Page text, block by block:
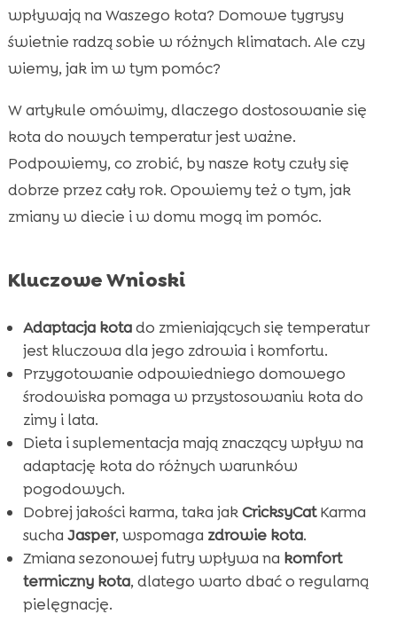
zmieniającej się temperatury jest ważne?
 Jak koty reagują na zimne temperatury?
 Jak koty radzą sobie z wysokimi
 Jak przygotować dom do zmiany sezonów?
 Znaczenie diety w adaptacji do temperatur

Suplementy wspierające przystosowanie kota
do zmiennej temperatury
 Wybór odpowiednich karm dla naszych
Jak działa CricksyCat Karma sucha Jasper?
 Czystość i świeżość z Purrfect Life żwirem dla
kotów
 Jakie zmiany zachodzą u kota podczas
sezonowej zmiany futra?
Efektywne sposoby na utrzymanie komfortu
temperaturowego kota
Przystosowanie kota do zmiennej
temperatury
Wniosek
 FAQ
wpływają na Waszego kota? Domowe tygrysy
świetnie radzą sobie w różnych klimatach. Ale czy
wiemy, jak im w tym pomóc?
W artykule omówimy, dlaczego dostosowanie się
kota do nowych temperatur jest ważne.
Podpowiemy, co zrobić, by nasze koty czuły się
dobrze przez cały rok. Opowiemy też o tym, jak
zmiany w diecie i w domu mogą im pomóc.
Kluczowe Wnioski
Adaptacja kotado zmieniających się temperatur
jest kluczowa dla jego zdrowia i komfortu.
Przygotowanie odpowiedniego domowego
środowiska pomaga w przystosowaniu kota do
zimy i lata.
Dieta i suplementacja mają znaczący wpływ na
adaptację kota do różnych warunków
pogodowych.
Dobrej jakości karma, taka jakCricksyCatKarma
sucha Jasper, wspomaga zdrowie kota.
Zmiana sezonowej futry wpływa na komfort
termiczny kota, dlatego warto dbać o regularną
pielęgnację.